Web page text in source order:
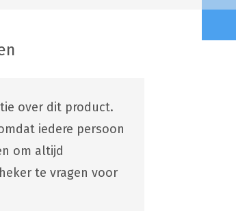
over dit product.
iedere persoon
om altijd
te vragen voor